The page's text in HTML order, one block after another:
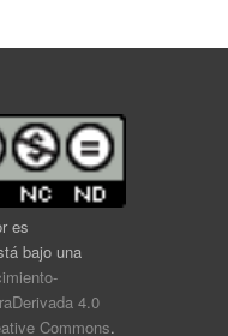
es
bajo una
4.0
Commons.